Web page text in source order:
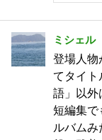
ミシェル
登場人物
てタイト
語」以外
短編集で
ルバム